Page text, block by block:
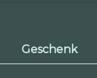
Geschenk